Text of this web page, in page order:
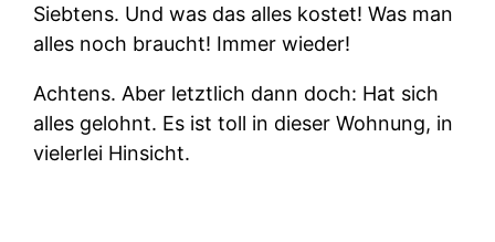
Siebtens. Und was das alles kostet! Was man
alles noch braucht! Immer wieder!
Achtens. Aber letztlich dann doch: Hat sich
alles gelohnt. Es ist toll in dieser Wohnung, in
vielerlei Hinsicht.